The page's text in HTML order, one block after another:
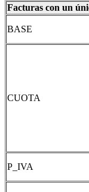
Facturas con un
BASE
CUOTA
P_IVA